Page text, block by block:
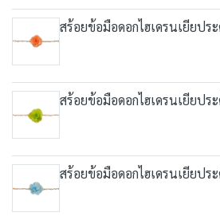
สร้อยข้อมือดอกไฮเดรนเยียปร
สร้อยข้อมือดอกไฮเดรนเยียปร
สร้อยข้อมือดอกไฮเดรนเยียปร